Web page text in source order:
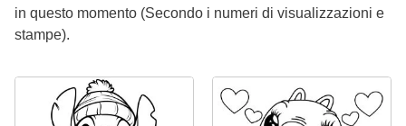
in questo momento (Secondo i numeri di visualizzazioni e
stampe).